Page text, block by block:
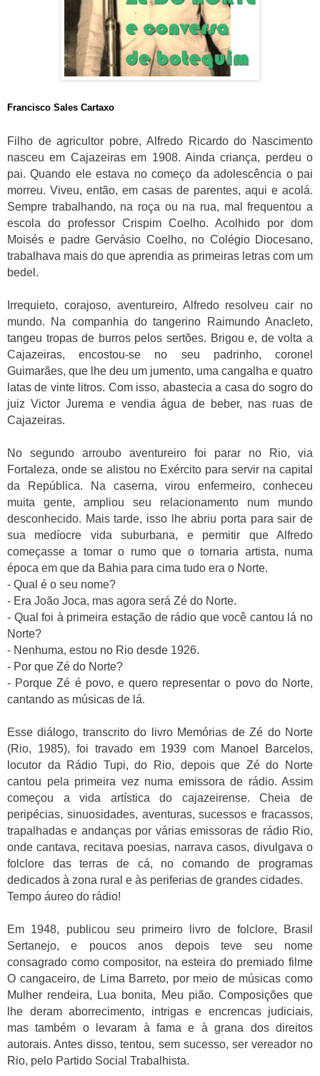
Francisco Sales Cartaxo
Filho de agricultor pobre, Alfredo Ricardo do Nascimento
nasceu em Cajazeiras em 1908. Ainda criança, perdeu o
pai. Quando ele estava no começo da adolescência o pai
morreu. Viveu, então, em casas de parentes, aqui e acolá.
Sempre trabalhando, na roça ou na rua, mal frequentou a
escola do professor Crispim Coelho. Acolhido por dom
Moisés e padre Gervásio Coelho, no Colégio Diocesano,
trabalhava mais do que aprendia as primeiras letras com um
bedel.
Irrequieto, corajoso, aventureiro, Alfredo resolveu cair no
mundo. Na companhia do tangerino Raimundo Anacleto,
tangeu tropas de burros pelos sertões. Brigou e, de volta a
Cajazeiras, encostou-se no seu padrinho, coronel
Guimarães, que lhe deu um jumento, uma cangalha e quatro
latas de vinte litros. Com isso, abastecia a casa do sogro do
juiz Victor Jurema e vendia água de beber, nas ruas de
Cajazeiras.
No segundo arroubo aventureiro foi parar no Rio, via
Fortaleza, onde se alistou no Exército para servir na capital
da República. Na caserna, virou enfermeiro, conheceu
muita gente, ampliou seu relacionamento num mundo
desconhecido. Mais tarde, isso lhe abriu porta para sair de
sua medíocre vida suburbana, e permitir que Alfredo
começasse a tomar o rumo que o tornaria artista, numa
época em que da Bahia para cima tudo era o Norte.
- Qual é o seu nome?
- Era João Joca, mas agora será Zé do Norte.
- Qual foi à primeira estação de rádio que você cantou lá no
Norte?
- Nenhuma, estou no Rio desde 1926.
- Por que Zé do Norte?
- Porque Zé é povo, e quero representar o povo do Norte,
cantando as músicas de lá.
Esse diálogo, transcrito do livro Memórias de Zé do Norte
(Rio, 1985), foi travado em 1939 com Manoel Barcelos,
locutor da Rádio Tupi, do Rio, depois que Zé do Norte
cantou pela primeira vez numa emissora de rádio. Assim
começou a vida artística do cajazeirense. Cheia de
peripécias, sinuosidades, aventuras, sucessos e fracassos,
trapalhadas e andanças por várias emissoras de rádio Rio,
onde cantava, recitava poesias, narrava casos, divulgava o
folclore das terras de cá, no comando de programas
dedicados à zona rural e às periferias de grandes cidades.
Tempo áureo do rádio!
Em 1948, publicou seu primeiro livro de folclore, Brasil
Sertanejo, e poucos anos depois teve seu nome
consagrado como compositor, na esteira do premiado filme
O cangaceiro, de Lima Barreto, por meio de músicas como
Mulher rendeira, Lua bonita, Meu pião. Composições que
lhe deram aborrecimento, intrigas e encrencas judiciais,
mas também o levaram à fama e à grana dos direitos
autorais. Antes disso, tentou, sem sucesso, ser vereador no
Rio, pelo Partido Social Trabalhista.